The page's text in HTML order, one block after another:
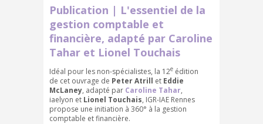
Publication | L'essentiel de la
gestion comptable et
financière, adapté par Caroline
Tahar et Lionel Touchais
Idéal pour les non-spécialistes, la 12e édition
de cet ouvrage de Peter Atrill et Eddie
McLaney, adapté par Caroline Tahar,
iaelyon et Lionel Touchais, IGR-IAE Rennes
propose une initiation à 360° à la gestion
comptable et financière.